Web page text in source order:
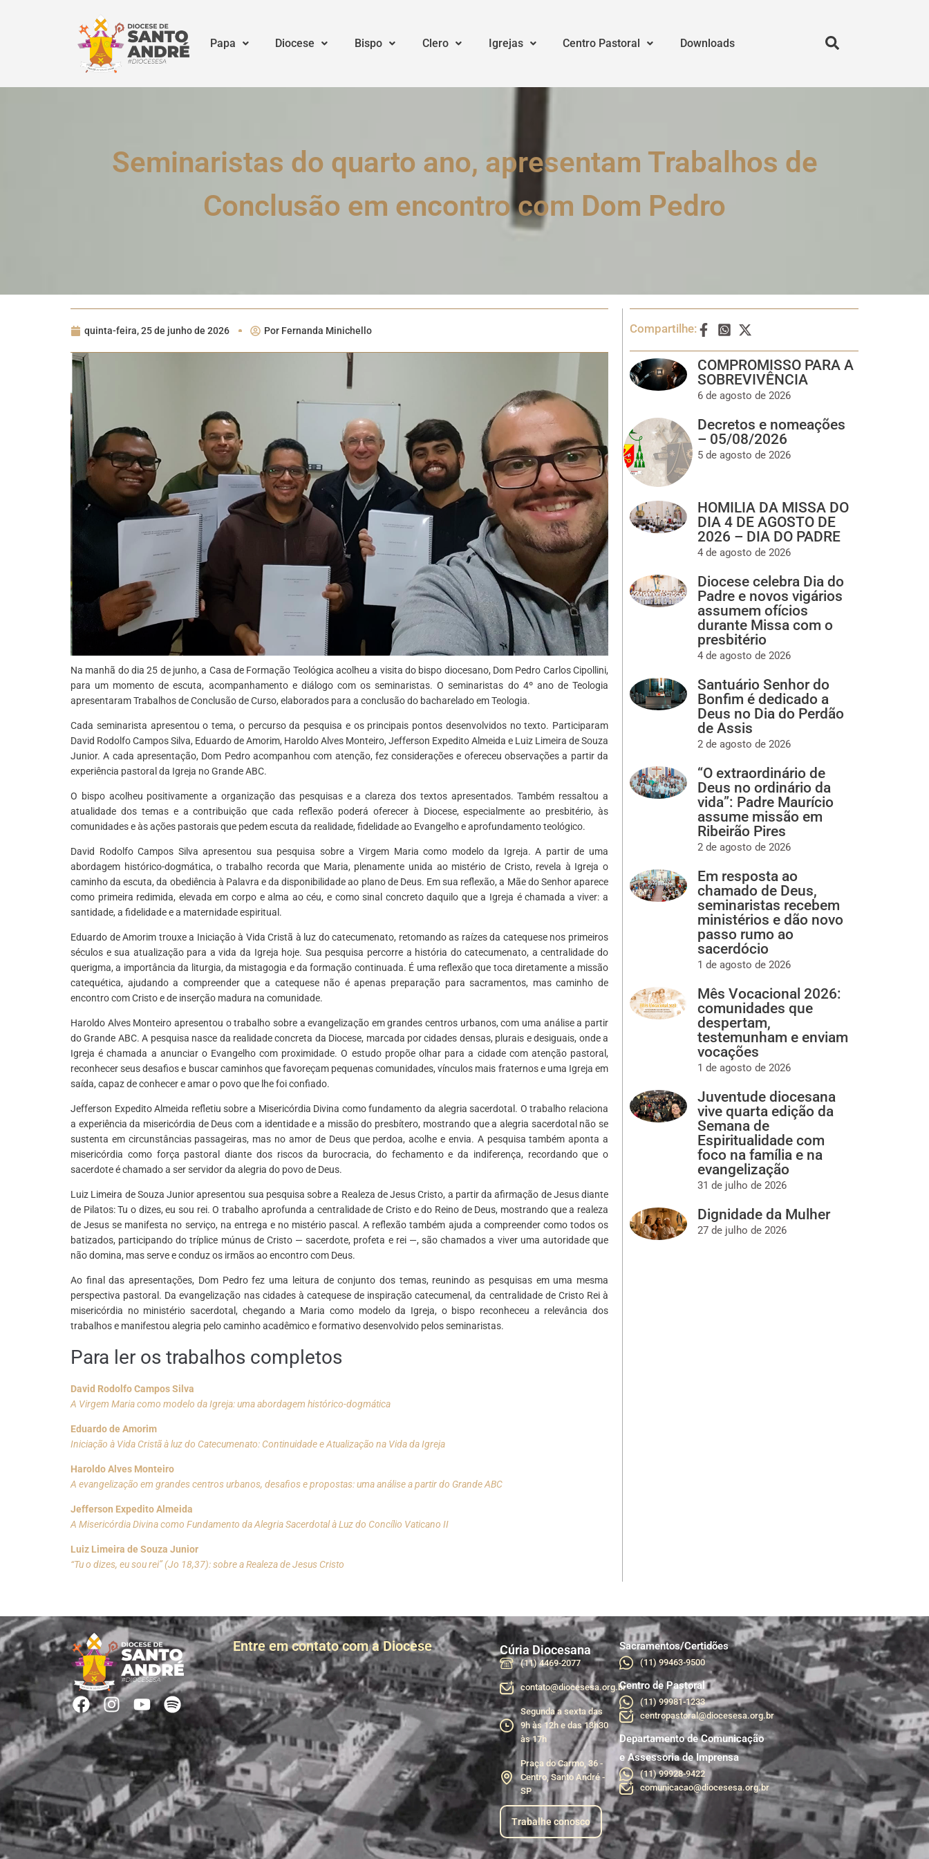
Papa Diocese Bispo Clero Igrejas Centro Pastoral Downloads
Seminaristas do quarto ano, apresentam Trabalhos de
Conclusão em encontro com Dom Pedro
quinta-feira, 25 de junho de 2026 Por Fernanda Minichello
Na manhã do dia 25 de junho, a Casa de Formação Teológica acolheu a visita do bispo diocesano, Dom Pedro Carlos Cipollini,
para um momento de escuta, acompanhamento e diálogo com os seminaristas. O seminaristas do 4º ano de Teologia
apresentaram Trabalhos de Conclusão de Curso, elaborados para a conclusão do bacharelado em Teologia.
Cada seminarista apresentou o tema, o percurso da pesquisa e os principais pontos desenvolvidos no texto. Participaram
David Rodolfo Campos Silva, Eduardo de Amorim, Haroldo Alves Monteiro, Jefferson Expedito Almeida e Luiz Limeira de Souza
Junior. A cada apresentação, Dom Pedro acompanhou com atenção, fez considerações e ofereceu observações a partir da
experiência pastoral da Igreja no Grande ABC.
O bispo acolheu positivamente a organização das pesquisas e a clareza dos textos apresentados. Também ressaltou a
atualidade dos temas e a contribuição que cada reflexão poderá oferecer à Diocese, especialmente ao presbitério, às
comunidades e às ações pastorais que pedem escuta da realidade, fidelidade ao Evangelho e aprofundamento teológico.
David Rodolfo Campos Silva apresentou sua pesquisa sobre a Virgem Maria como modelo da Igreja. A partir de uma
abordagem histórico-dogmática, o trabalho recorda que Maria, plenamente unida ao mistério de Cristo, revela à Igreja o
caminho da escuta, da obediência à Palavra e da disponibilidade ao plano de Deus. Em sua reflexão, a Mãe do Senhor aparece
como primeira redimida, elevada em corpo e alma ao céu, e como sinal concreto daquilo que a Igreja é chamada a viver: a
santidade, a fidelidade e a maternidade espiritual.
Eduardo de Amorim trouxe a Iniciação à Vida Cristã à luz do catecumenato, retomando as raízes da catequese nos primeiros
séculos e sua atualização para a vida da Igreja hoje. Sua pesquisa percorre a história do catecumenato, a centralidade do
querigma, a importância da liturgia, da mistagogia e da formação continuada. É uma reflexão que toca diretamente a missão
catequética, ajudando a compreender que a catequese não é apenas preparação para sacramentos, mas caminho de
encontro com Cristo e de inserção madura na comunidade.
Haroldo Alves Monteiro apresentou o trabalho sobre a evangelização em grandes centros urbanos, com uma análise a partir
do Grande ABC. A pesquisa nasce da realidade concreta da Diocese, marcada por cidades densas, plurais e desiguais, onde a
Igreja é chamada a anunciar o Evangelho com proximidade. O estudo propõe olhar para a cidade com atenção pastoral,
reconhecer seus desafios e buscar caminhos que favoreçam pequenas comunidades, vínculos mais fraternos e uma Igreja em
saída, capaz de conhecer e amar o povo que lhe foi confiado.
Jefferson Expedito Almeida refletiu sobre a Misericórdia Divina como fundamento da alegria sacerdotal. O trabalho relaciona
a experiência da misericórdia de Deus com a identidade e a missão do presbítero, mostrando que a alegria sacerdotal não se
sustenta em circunstâncias passageiras, mas no amor de Deus que perdoa, acolhe e envia. A pesquisa também aponta a
misericórdia como força pastoral diante dos riscos da burocracia, do fechamento e da indiferença, recordando que o
sacerdote é chamado a ser servidor da alegria do povo de Deus.
Luiz Limeira de Souza Junior apresentou sua pesquisa sobre a Realeza de Jesus Cristo, a partir da afirmação de Jesus diante
de Pilatos: Tu o dizes, eu sou rei. O trabalho aprofunda a centralidade de Cristo e do Reino de Deus, mostrando que a realeza
de Jesus se manifesta no serviço, na entrega e no mistério pascal. A reflexão também ajuda a compreender como todos os
batizados, participando do tríplice múnus de Cristo — sacerdote, profeta e rei —, são chamados a viver uma autoridade que
não domina, mas serve e conduz os irmãos ao encontro com Deus.
Ao final das apresentações, Dom Pedro fez uma leitura de conjunto dos temas, reunindo as pesquisas em uma mesma
perspectiva pastoral. Da evangelização nas cidades à catequese de inspiração catecumenal, da centralidade de Cristo Rei à
misericórdia no ministério sacerdotal, chegando a Maria como modelo da Igreja, o bispo reconheceu a relevância dos
trabalhos e manifestou alegria pelo caminho acadêmico e formativo desenvolvido pelos seminaristas.
Para ler os trabalhos completos
David Rodolfo Campos Silva
A Virgem Maria como modelo da Igreja: uma abordagem histórico-dogmática
Eduardo de Amorim
Iniciação à Vida Cristã à luz do Catecumenato: Continuidade e Atualização na Vida da Igreja
Haroldo Alves Monteiro
A evangelização em grandes centros urbanos, desafios e propostas: uma análise a partir do Grande ABC
Jefferson Expedito Almeida
A Misericórdia Divina como Fundamento da Alegria Sacerdotal à Luz do Concílio Vaticano II
Luiz Limeira de Souza Junior
“Tu o dizes, eu sou rei” (Jo 18,37): sobre a Realeza de Jesus Cristo
Compartilhe:
COMPROMISSO PARA A
SOBREVIVÊNCIA
6 de agosto de 2026
Decretos e nomeações
– 05/08/2026
5 de agosto de 2026
HOMILIA DA MISSA DO
DIA 4 DE AGOSTO DE
2026 – DIA DO PADRE
4 de agosto de 2026
Diocese celebra Dia do
Padre e novos vigários
assumem ofícios
durante Missa com o
presbitério
4 de agosto de 2026
Santuário Senhor do
Bonfim é dedicado a
Deus no Dia do Perdão
de Assis
2 de agosto de 2026
“O extraordinário de
Deus no ordinário da
vida”: Padre Maurício
assume missão em
Ribeirão Pires
2 de agosto de 2026
Em resposta ao
chamado de Deus,
seminaristas recebem
ministérios e dão novo
passo rumo ao
sacerdócio
1 de agosto de 2026
Mês Vocacional 2026:
comunidades que
despertam,
testemunham e enviam
vocações
1 de agosto de 2026
Juventude diocesana
vive quarta edição da
Semana de
Espiritualidade com
foco na família e na
evangelização
31 de julho de 2026
Dignidade da Mulher
27 de julho de 2026
Entre em contato com a Diocese Cúria Diocesana
(11) 4469-2077
contato@diocesesa.org.br
Segunda a sexta das
9h às 12h e das 13h30
às 17h
Praça do Carmo, 36 -
Centro, Santo André -
SP
Trabalhe conosco
Sacramentos/Certidões
(11) 99463-9500
Centro de Pastoral
(11) 99981-1233
centropastoral@diocesesa.org.br
Departamento de Comunicação
e Assessoria de Imprensa
(11) 99928-9422
comunicacao@diocesesa.org.br